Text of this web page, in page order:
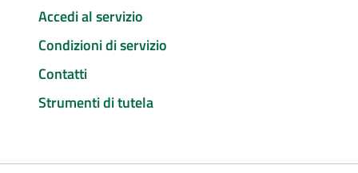
Accedi al servizio
Condizioni di servizio
Contatti
Strumenti di tutela